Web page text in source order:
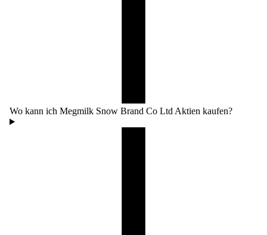
Wo kann ich Megmilk Snow Brand Co Ltd Aktien kaufen?